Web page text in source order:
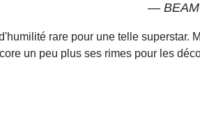
— BEAM
rare pour une telle superstar.
un peu plus ses rimes pour les